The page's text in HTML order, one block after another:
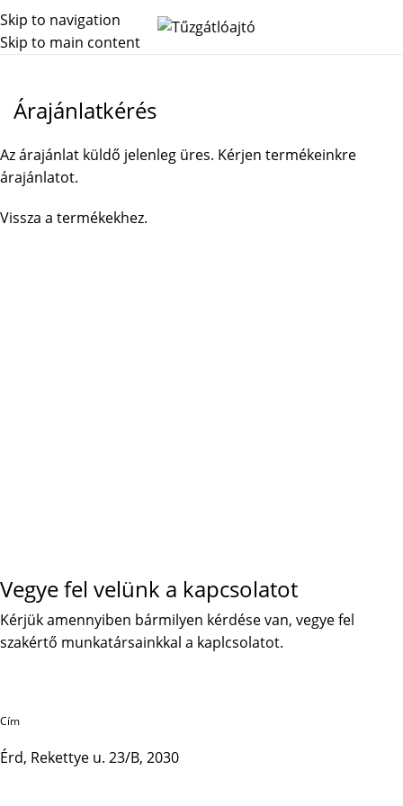
Skip to navigation
Skip to main content
Árajánlatkérés
Az árajánlat küldő jelenleg üres. Kérjen termékeinkre
árajánlatot.
Vissza a termékekhez.
Vegye fel velünk a kapcsolatot
Kérjük amennyiben bármilyen kérdése van, vegye fel
szakértő munkatársainkkal a kaplcsolatot.
Cím
Érd, Rekettye u. 23/B, 2030